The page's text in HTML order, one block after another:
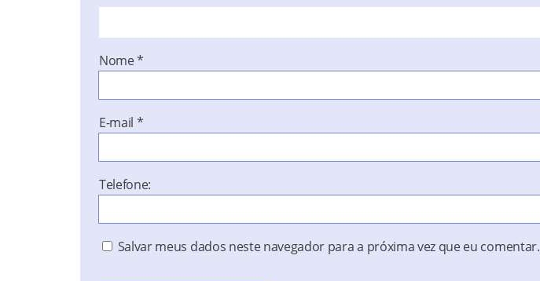
Nome*
E-mail *
Telefone:
Salvar meus dados neste navegador para a próxima vez que eu comentar.